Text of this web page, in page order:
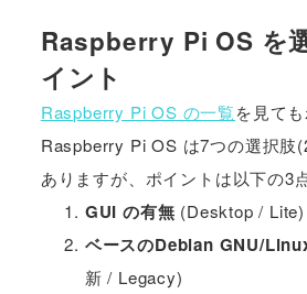
Raspberry Pi OS を
イント
Raspberry Pi OS の一覧を見ても
Raspberry Pi OS は7つの選択肢
ありますが、ポイントは以下の3
GUI の有無 (Desktop / Lite)
ベースのDebian GNU/
新 / Legacy)